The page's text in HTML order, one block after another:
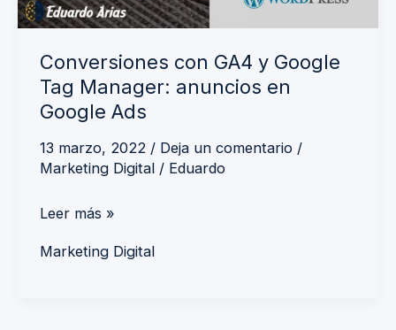
Conversiones con GA4 y Google
Tag Manager: anuncios en
Google Ads
13 marzo, 2022 / Deja un comentario /
Marketing Digital/ Eduardo
en
Ads
Leer más »
Marketing Digital